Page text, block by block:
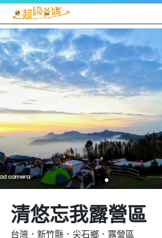
清悠忘我露營區
台灣．新竹縣．尖石鄉．露營區